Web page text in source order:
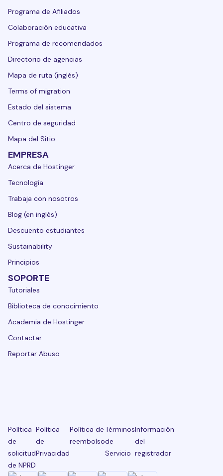
Programa de Afiliados
Colaboración educativa
Programa de recomendados
Directorio de agencias
Mapa de ruta (inglés)
Terms of migration
Estado del sistema
Centro de seguridad
Mapa del Sitio
EMPRESA
Acerca de Hostinger
Tecnología
Trabaja con nosotros
Blog (en inglés)
Descuento estudiantes
Sustainability
Principios
SOPORTE
Tutoriales
Biblioteca de conocimiento
Academia de Hostinger
Contactar
Reportar Abuso
Política
de
solicitud
de NPRD
Política
de
Privacidad
Política de
reembolso
Términos
de
Servicio
Información
del
registrador